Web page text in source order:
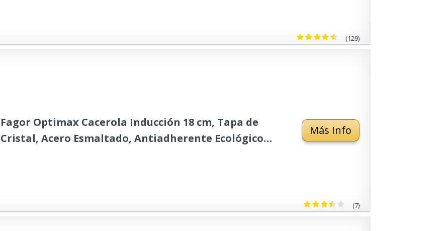
(129)
Fagor Optimax Cacerola Inducción 18 cm, Tapa de
Cristal, Acero Esmaltado, Antiadherente Ecológico
Más Info
(7)